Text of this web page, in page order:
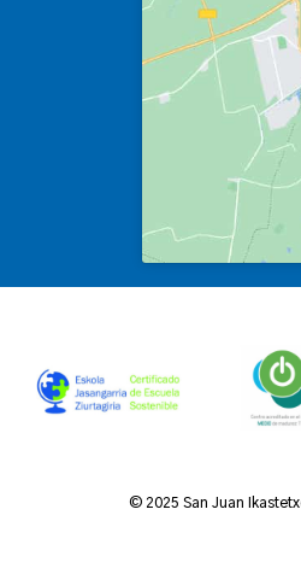
© 2025 San Juan